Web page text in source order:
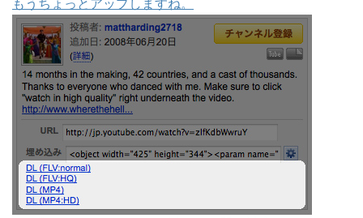
もうちょっとアップしますね。